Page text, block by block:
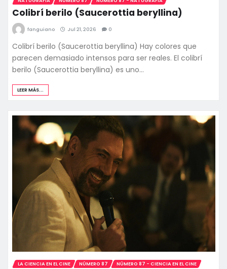
Colibrí berilo (Saucerottia beryllina)
fanguiano Jul 21, 2026 0
Colibrí berilo (Saucerottia beryllina) Hay colores que
parecen demasiado intensos para ser reales. El colibrí
berilo (Saucerottia beryllina) es uno…
LEER MÁS...
LA CIENCIA EN EL CINE NÚMERO 87 NÚMERO 87 - CIENCIA EN EL CINE